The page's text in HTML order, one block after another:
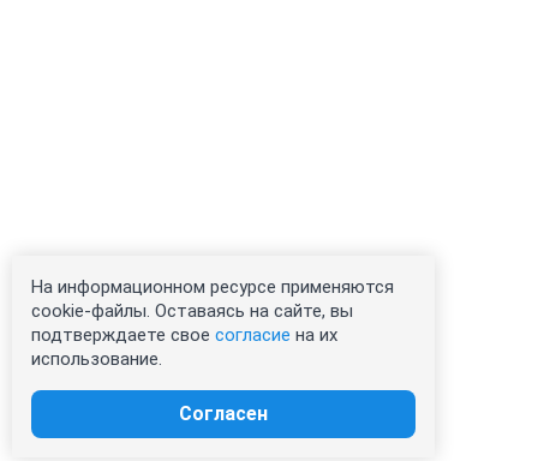
На информационном ресурсе применяются
cookie-файлы. Оставаясь на сайте, вы
подтверждаете свое согласие на их
использование.
Согласен